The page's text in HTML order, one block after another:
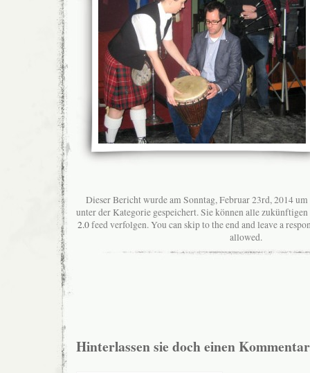
Dieser Bericht wurde am Sonntag, Februar 23rd, 2014
unter der Kategorie gespeichert. Sie können alle
2.0feed verfolgen. You can skip to the end and leave a
allowed.
Hinterlassen sie doch einen